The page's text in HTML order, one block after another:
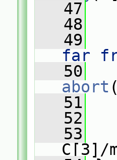
   47
   48
   49
far
   50
abort
   51
   52
   53
C[3]/